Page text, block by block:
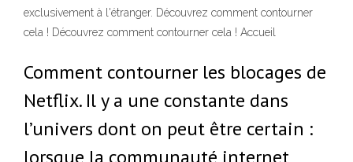
exclusivement à l'étranger. Découvrez comment contourner
cela ! Découvrez comment contourner cela ! Accueil
Comment contourner les blocages de
Netflix. Il y a une constante dans
l’univers dont on peut être certain :
lorsque la communauté internet